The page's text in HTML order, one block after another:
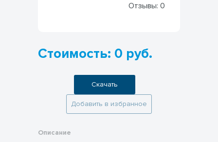
Отзывы: 0
Стоимость: 0 руб.
Скачать
Добавить в избранное
Описание